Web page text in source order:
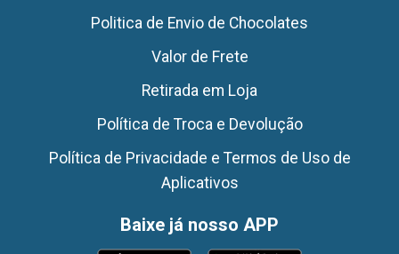
Politica de Envio de Chocolates
Valor de Frete
Retirada em Loja
Política de Troca e Devolução
Política de Privacidade e Termos de Uso de
Aplicativos
Baixe já nosso APP